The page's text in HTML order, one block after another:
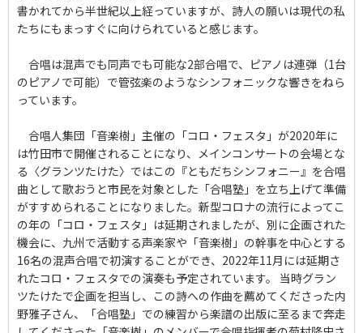
書かれてから半世紀以上経っていますが、詩人の願いは現代の私
たちにもまっすぐに向けられていると感じます。
合唱は混声でも同声でも可能な2部合唱で、ピアノは連弾（1台
のピアノで可能）で管弦楽のようなシンフォニックな響きをねら
っています。
合唱人集団「音楽樹」主催の「コロ・フェスタ」が2020年に
は竹田市で開催されることになり、メインコンサートの会場とな
る〈グランツたけた〉ではこの『ともだちシンフォニー』を合唱
曲として歌おうと市民を対象とした「合唱塾」を立ち上げて準備
がすすめられることになりました。新型コロナの流行によってこ
の年の「コロ・フェスタ」は延期されましたが、別に企画された
機会に、九州で活動する声楽家や「音楽樹」の幹事を中心とする
16名の混声合唱で初演することができ、2022年11月には延期さ
れたコロ・フェスタでの演奏も予定されています。 当時グラン
ツたけたで企画を担当し、この詩への作曲を薦めてくださった内
野雅子さん、「合唱塾」での練習から楽譜の出版に至るまで奔走